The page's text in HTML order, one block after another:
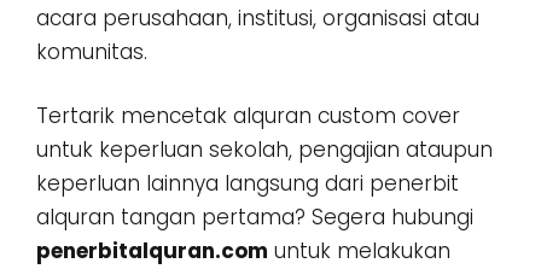
acara perusahaan, institusi, organisasi atau
komunitas.
Tertarik mencetak alquran custom cover
untuk keperluan sekolah, pengajian ataupun
keperluan lainnya langsung dari penerbit
alquran tangan pertama? Segera hubungi
penerbitalquran.com untuk melakukan